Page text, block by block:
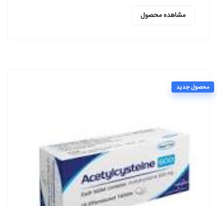
مشاهده محصول
محصول جدید